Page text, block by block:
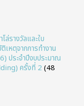
ล่รางวัลและใบ
หตุจากการทำงาน
ประจำปีงบประมาณ
ครั้งที่ 2 (48